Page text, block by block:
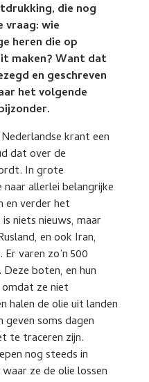
die nog
vraag: wie
heren die op
maken? Want dat
en geschreven
het volgende
krant een
dat over de
In grote
allerlei belangrijke
en verder het
niets nieuws, maar
en ook Iran,
varen zo’n 500
Deze boten, en hun
ze niet
halen de olie uit landen
soms dagen
te traceren zijn.
nog steeds in
ze de olie lossen